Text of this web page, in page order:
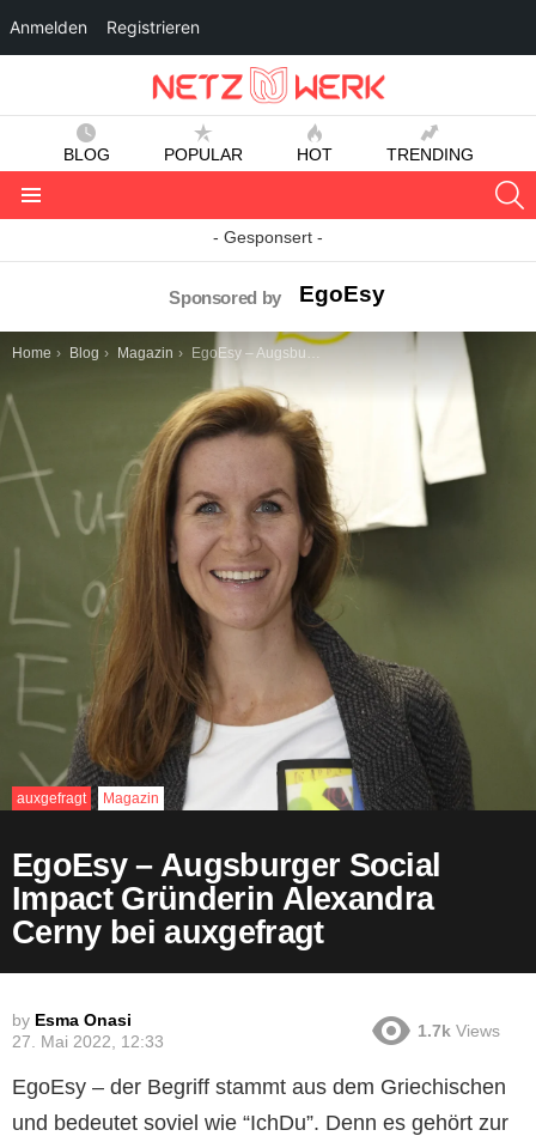
BLOG POPULAR HOT TRENDING
- Gesponsert -
Sponsored by EgoEsy
You are here:
Home Blog Magazin EgoEsy – Augsburger Social Impact Gründerin Alexandra Cerny bei auxgefragt
auxgefragt Magazin
EgoEsy – Augsburger Social
Impact Gründerin Alexandra
Cerny bei auxgefragt
by Esma Onasi
27. Mai 2022, 12:33
1.7k Views
EgoEsy – der Begriff stammt aus dem Griechischen
und bedeutet soviel wie “IchDu”. Denn es gehört zur
Anmelden Registrieren